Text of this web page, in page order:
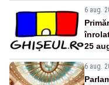
6 aug.
25
6 aug.